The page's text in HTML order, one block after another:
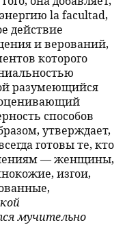
la facultad,
действие
и верований,
которого
разумеющийся
способов
утверждает,
готовы те, кто
— женщины,
изгои,
мучительно